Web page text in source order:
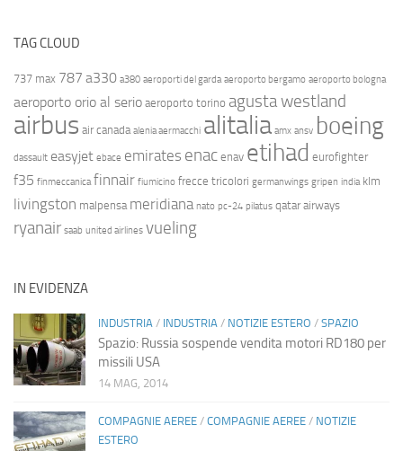
TAG CLOUD
737 max 787 a330 a380 aeroporti del garda aeroporto bergamo aeroporto bologna
aeroporto orio al serio aeroporto torino agusta westland
airbus air canada alenia aermacchi alitalia amx ansv boeing
dassault easyjet ebace emirates enac enav etihad eurofighter
f35 finmeccanica finnair fiumicino frecce tricolori germanwings gripen india klm
livingston malpensa meridiana nato pc-24 pilatus qatar airways
ryanair saab united airlines vueling
IN EVIDENZA
INDUSTRIA / INDUSTRIA / NOTIZIE ESTERO / SPAZIO
Spazio: Russia sospende vendita motori RD180 per
missili USA
14 MAG, 2014
COMPAGNIE AEREE / COMPAGNIE AEREE / NOTIZIE
ESTERO